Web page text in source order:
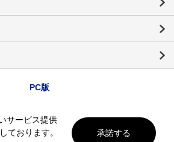
PC版
サービス提供
ております。
承諾する